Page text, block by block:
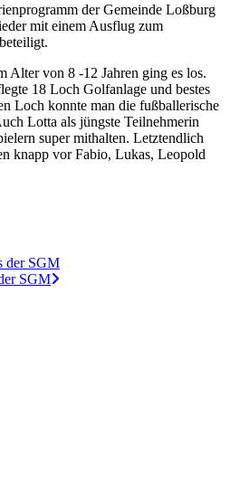
der Gemeinde Loßburg
mit einem Ausflug zum
von 8 -12 Jahren ging es los.
18 Loch Golfanlage und bestes
Loch konnte man die fußballerische
Lotta als jüngste Teilnehmerin
super mithalten. Letztendlich
knapp vor Fabio, Lukas, Leopold
der SGM
SGM